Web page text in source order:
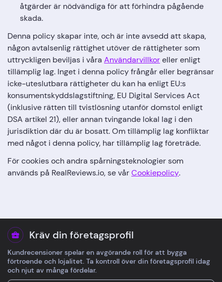
åtgärder är nödvändiga för att förhindra pågående
skada.
Denna policy skapar inte, och är inte avsedd att skapa,
någon avtalsenlig rättighet utöver de rättigheter som
uttryckligen beviljas i våra Användarvillkoreller enligt
tillämplig lag. Inget i denna policy frångår eller begränsar
icke-uteslutbara rättigheter du kan ha enligt EU:s
konsumentskyddslagstiftning, EU Digital Services Act
(inklusive rätten till tvistlösning utanför domstol enligt
DSA artikel 21), eller annan tvingande lokal lag i den
jurisdiktion där du är bosatt. Om tillämplig lag konfliktar
med något i denna policy, har tillämplig lag företräde.
För cookies och andra spårningsteknologier som
används på RealReviews.io, se vårCookiepolicy.
Kräv din företagsprofil
Kundrecensioner spelar en avgörande roll för att bygga
förtroende och lojalitet. Ta kontroll över din företagsprofil idag
och njut av många fördelar.